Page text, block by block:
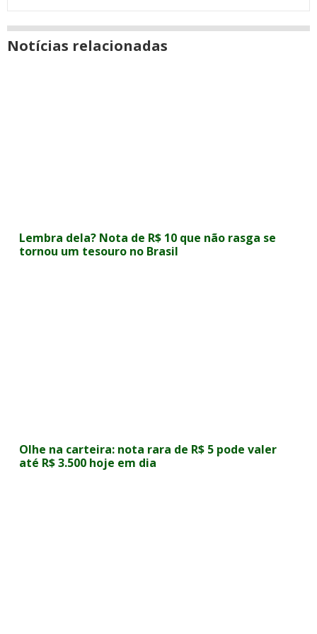
Notícias relacionadas
Lembra dela? Nota de R$ 10 que não rasga se
tornou um tesouro no Brasil
Olhe na carteira: nota rara de R$ 5 pode valer
até R$ 3.500 hoje em dia